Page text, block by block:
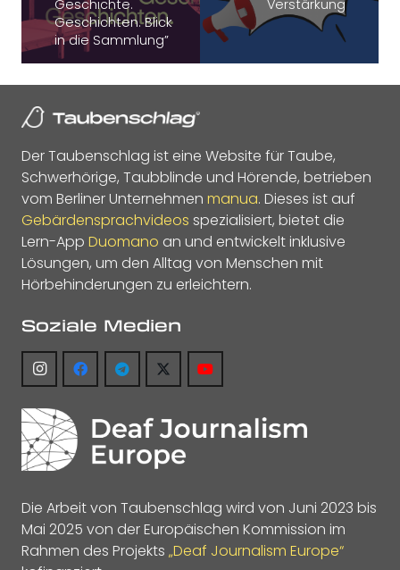
Geschichte.
Geschichten. Blick
in die Sammlung”
Verstärkung
Der Taubenschlag ist eine Website für Taube,
Schwerhörige, Taubblinde und Hörende, betrieben
vom Berliner Unternehmen manua. Dieses ist auf
Gebärdensprachvideos spezialisiert, bietet die
Lern-App Duomano an und entwickelt inklusive
Lösungen, um den Alltag von Menschen mit
Hörbehinderungen zu erleichtern.
Soziale Medien
Die Arbeit von Taubenschlag wird von Juni 2023 bis
Mai 2025 von der Europäischen Kommission im
Rahmen des Projekts „Deaf Journalism Europe“